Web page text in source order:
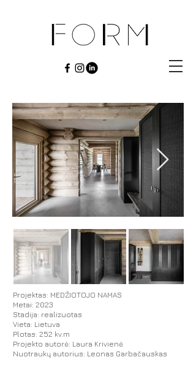
Projektas: MEDŽIOTOJO NAMAS
Metai: 2023
Stadija: realizuotas
Vieta: Lietuva
Plotas: 252 kv.m
Projekto autorė: Laura Krivienė
Nuotraukų autorius: Leonas Garbačauskas